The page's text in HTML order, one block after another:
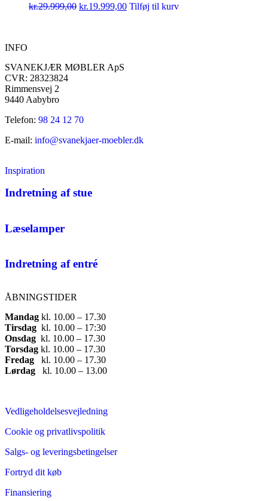
kr.29.999,00 kr.19.999,00 Tilføj til kurv
INFO
SVANEKJÆR MØBLER ApS
CVR: 28323824
Rimmensvej 2
9440 Aabybro
Telefon: 98 24 12 70
E-mail: info@svanekjaer-moebler.dk
Inspiration
Indretning af stue
Læselamper
Indretning af entré
ÅBNINGSTIDER
Mandag ​ kl. 10.00 – 17.30​
Tirsdag ​ kl. 10.00 – 17:30​
Onsdag ​ kl. 10.00 – 17.30​
Torsdag ​ kl. 10.00 – 17.30​
Fredag ​ kl. 10.00 – 17.30​
Lørdag ​ kl. 10.00 – 13.00
Vedligeholdelsesvejledning
Cookie og privatlivspolitik
Salgs- og leveringsbetingelser
Fortryd dit køb
Finansiering